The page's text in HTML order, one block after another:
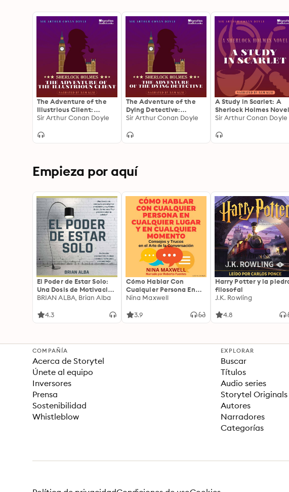
The Adventure of the
Illustrious Client:
Sherlock Holmes
Sir Arthur Conan Doyle
The Adventure of the
Dying Detective:
Sherlock Holmes
Sir Arthur Conan Doyle
A Study in Scarlet: A
Sherlock Holmes Novel
Sir Arthur Conan Doyle
Empieza por aquí
El Poder de Estar Solo:
Una Dosis de Motivación
Acompañada de Ideas
una Vida Mejor
BRIAN ALBA, Brian Alba
4.3
Cómo Hablar Con
Cualquier Persona En
Cualquier Lugar Y En
Nina Maxwell
3.9
Harry Potter y la
filosofal
J.K. Rowling
4.8
COMPAÑÍA
Acerca de Storytel
Únete al equipo
Inversores
Prensa
Sostenibilidad
Whistleblow
EXPLORAR
Buscar
Títulos
Audio series
Storytel Originals
Autores
Narradores
Categorías